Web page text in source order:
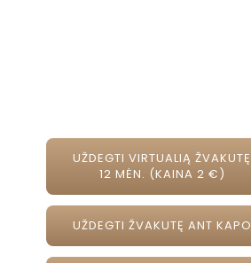
UŽDEGTI VIRTUALIĄ ŽVAKUTĘ
12 MĖN. (KAINA 2 €)
UŽDEGTI ŽVAKUTĘ ANT KAPO